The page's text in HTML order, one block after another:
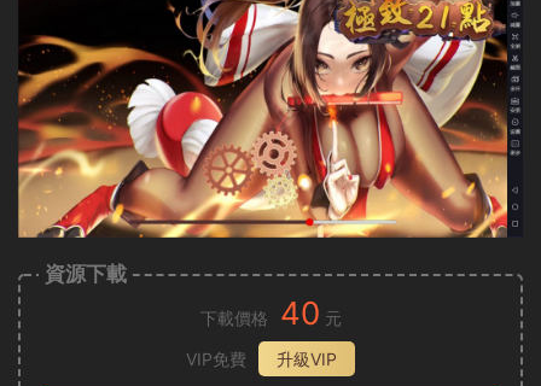
資源下載
下載價格 40 元
VIP免費
升級VIP